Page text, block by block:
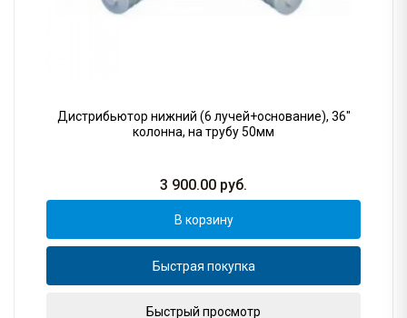
Дистрибьютор нижний (6 лучей+основание), 36"
колонна, на трубу 50мм
3 900.00 руб.
В корзину
Быстрая покупка
Быстрый просмотр